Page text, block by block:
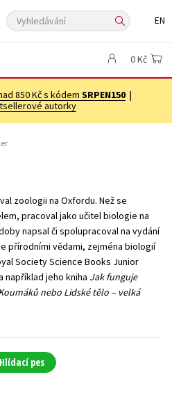
Vyhledávání EN
Auto - moto
Beletrie pro děti
zboží
Ostatní Počítače
Poezie
Populárně - naučné pro děti
a zahrada
Přírodní vědy
Technika a věda
Učebnice
tituly
0 Kč
850 Kč s kódem SRPEN150 |
autorky
zoologii na Oxfordu. Než se
pracoval jako učitel biologie na
napsal či spolupracoval na vydání
přírodními vědami, zejména biologií
Society Science Books Junior
například jeho kniha Jak funguje
nebo Lidské tělo – velká
pes